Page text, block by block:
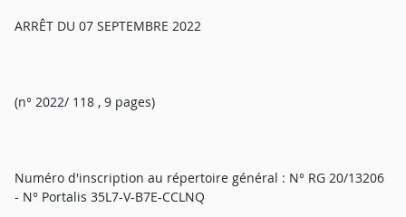
ARRÊT DU 07 SEPTEMBRE 2022
(n° 2022/ 118 , 9 pages)
Numéro d'inscription au répertoire général : N° RG 20/13206
- N° Portalis 35L7-V-B7E-CCLNQ